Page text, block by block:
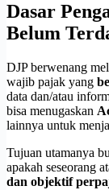
Dasar
Belum
DJP berwenang
wajib pajak yang
data dan/atau
bisa menugaskan
lainnya untuk
Tujuan utamanya
apakah seseorang
dan objektif